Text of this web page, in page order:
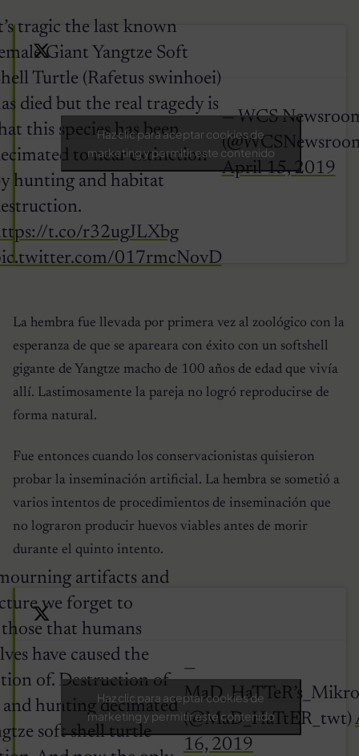
tragic the last known
Giant Yangtze Soft
Turtle (Rafetus swinhoei)
died but the real tragedy is
this species has been
to near extinction
hunting and habitat
t.co/r32ugJLXbg
017rmcNovD
— WCS
April 15, 2019
Haz clic para aceptar cookies de
marketing y permitir este contenido
La hembra fue llevada por primera vez al zoológico con la
esperanza de que se apareara con éxito con un softshell
gigante de Yangtze macho de 100 años de edad que vivía
allí. Lastimosamente la pareja no logró reproducirse de
forma natural.
Fue entonces cuando los conservacionistas quisieron
probar la inseminación artificial. La hembra se sometió a
varios intentos de procedimientos de inseminación que
no lograron producir huevos viables antes de morir
durante el quinto intento.
artifacts and
we forget to
that humans
have caused the
of. Destruction of
hunting decimated
soft shell turtle
—
(@MaD_HaTtER_twt)
16, 2019
Haz clic para aceptar cookies de
marketing y permitir este contenido